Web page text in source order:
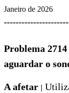
Janeiro de 2026
Problema 2714
aguardar o
A afetar |